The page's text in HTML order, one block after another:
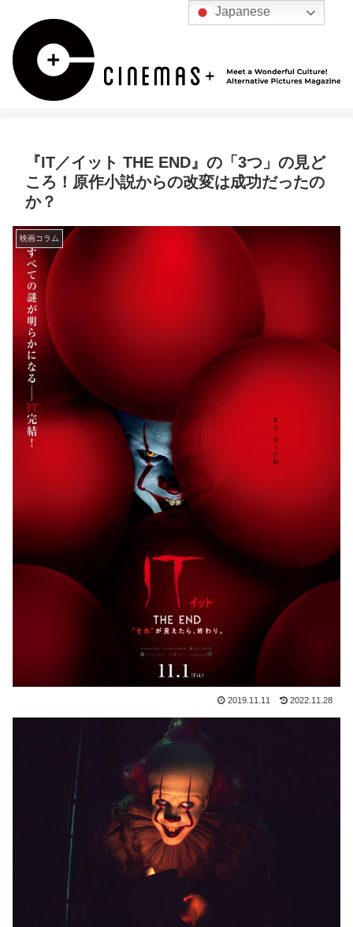
『IT／イット THE END』の「3つ」の見ど
ころ！原作小説からの改変は成功だったの
か？
映画コラム
2019.11.11 2022.11.28
Japanese